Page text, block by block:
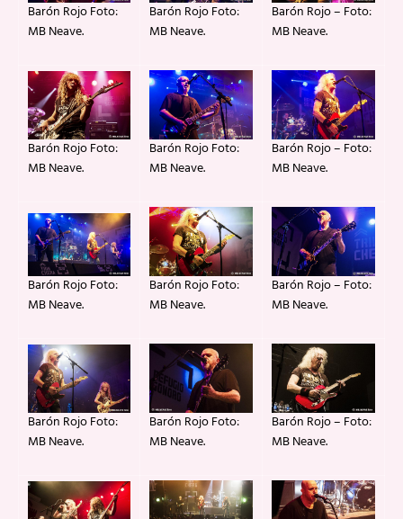
Barón Rojo Foto:
MB Neave.
Barón Rojo Foto:
MB Neave.
Barón Rojo – Foto:
MB Neave.
Barón Rojo Foto:
MB Neave.
Barón Rojo Foto:
MB Neave.
Barón Rojo – Foto:
MB Neave.
Barón Rojo Foto:
MB Neave.
Barón Rojo Foto:
MB Neave.
Barón Rojo – Foto:
MB Neave.
Barón Rojo Foto:
MB Neave.
Barón Rojo Foto:
MB Neave.
Barón Rojo – Foto:
MB Neave.